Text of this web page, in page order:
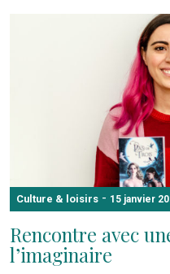
Culture & loisirs - 15 janvier
Rencontre avec
l’imaginaire